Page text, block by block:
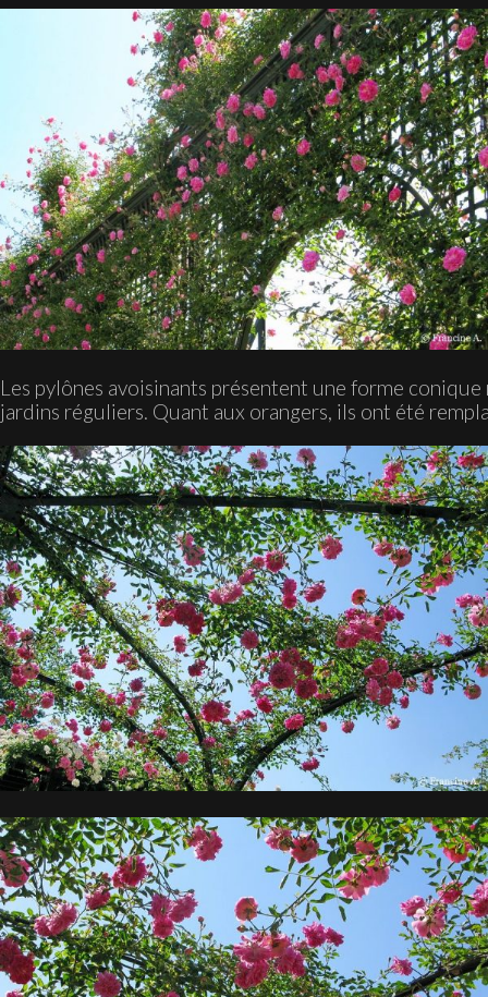
Les pylônes avoisinants présentent une forme
jardins réguliers. Quant aux orangers, ils ont été